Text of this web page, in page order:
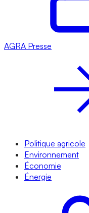
AGRA Presse
Politique agricole
Environnement
Économie
Énergie